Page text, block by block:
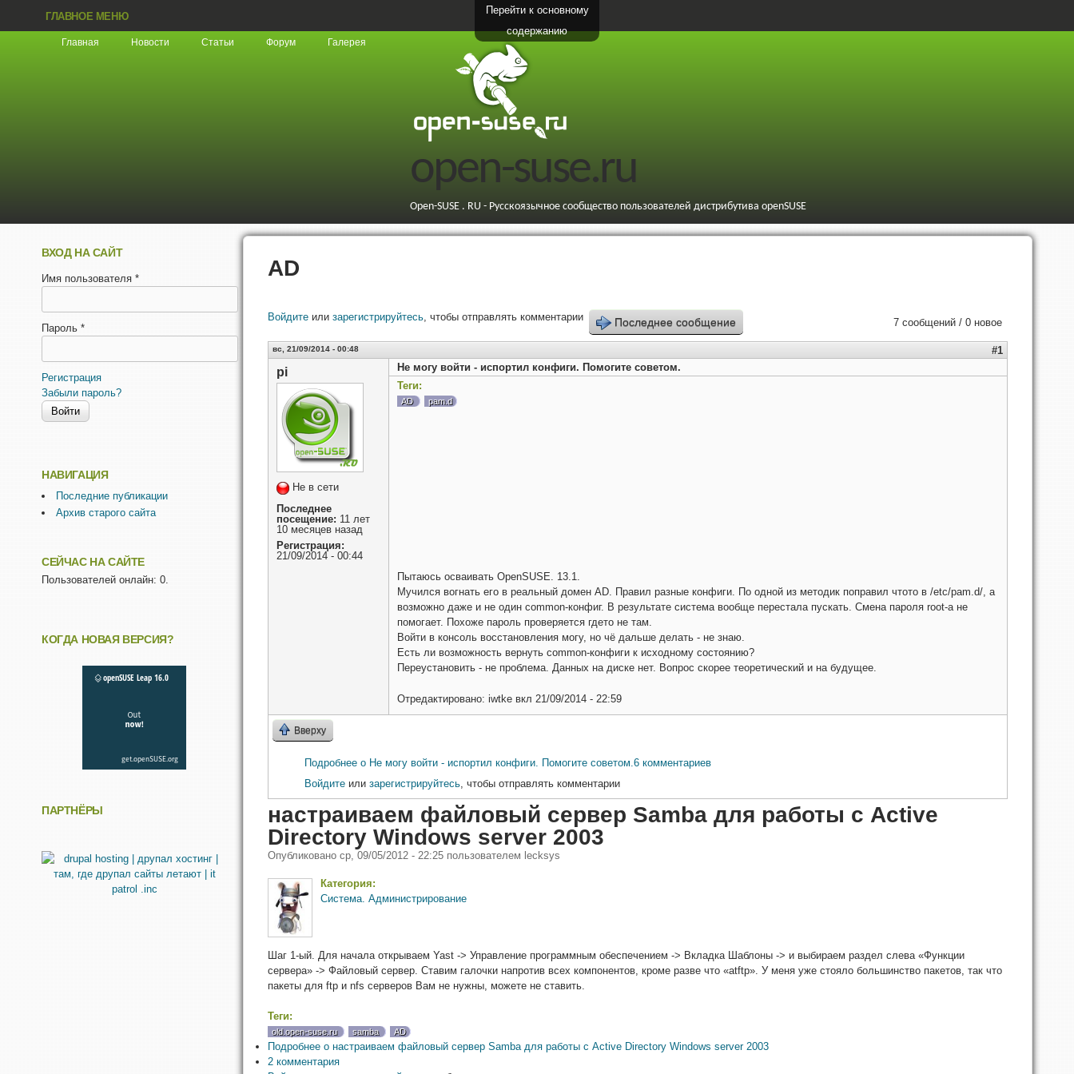
Перейти к основному
содержанию
ГЛАВНОЕ МЕНЮ
Главная Новости Статьи Форум Галерея
open-suse.ru
Open-SUSE . RU - Русскоязычное сообщество пользователей дистрибутива openSUSE
AD
7 сообщений / 0 новое
Войдите или зарегистрируйтесь, чтобы отправлять комментарии Последнее сообщение
вс, 21/09/2014 - 00:48 #1
pi
Не в сети
Последнее
посещение: 11 лет
10 месяцев назад
Регистрация:
21/09/2014 - 00:44
Не могу войти - испортил конфиги. Помогите советом.
Теги:
AD pam.d
Пытаюсь осваивать OpenSUSE. 13.1.
Мучился вогнать его в реальный домен AD. Правил разные конфиги. По одной из методик поправил чтото в /etc/pam.d/, а
возможно даже и не один common-конфиг. В результате система вообще перестала пускать. Смена пароля root-а не
помогает. Похоже пароль проверяется гдето не там.
Войти в консоль восстановления могу, но чё дальше делать - не знаю.
Есть ли возможность вернуть common-конфиги к исходному состоянию?
Переустановить - не проблема. Данных на диске нет. Вопрос скорее теоретический и на будущее.
Отредактировано: iwtke вкл 21/09/2014 - 22:59
Вверху
Подробнее о Не могу войти - испортил конфиги. Помогите советом. 6 комментариев
Войдите или зарегистрируйтесь , чтобы отправлять комментарии
настраиваем файловый сервер Samba для работы с Active
Directory Windows server 2003
Опубликовано ср, 09/05/2012 - 22:25 пользователем lecksys
Категория:
Система. Администрирование
Шаг 1-ый. Для начала открываем Yast -> Управление программным обеспечением -> Вкладка Шаблоны -> и выбираем раздел слева «Функции
сервера» -> Файловый сервер. Ставим галочки напротив всех компонентов, кроме разве что «atftp». У меня уже стояло большинство пакетов, так что
пакеты для ftp и nfs серверов Вам не нужны, можете не ставить.
Теги:
old.open-suse.ru samba AD
Подробнее о настраиваем файловый сервер Samba для работы с Active Directory Windows server 2003
2 комментария
ВХОД НА САЙТ
Имя пользователя *
Пароль *
Регистрация
Забыли пароль?
НАВИГАЦИЯ
Последние публикации
Архив старого сайта
СЕЙЧАС НА САЙТЕ
Пользователей онлайн: 0.
КОГДА НОВАЯ ВЕРСИЯ?
ПАРТНЁРЫ